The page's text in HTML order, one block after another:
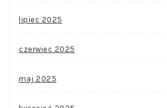
lipiec 2025
czerwiec 2025
maj 2025